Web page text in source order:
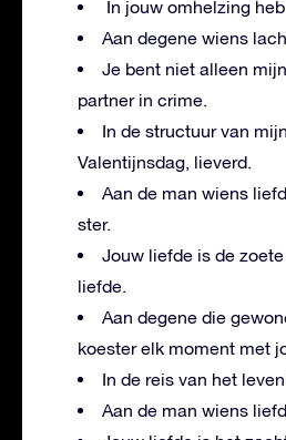
In jouw omhelzing
Aan degene wiens
Je bent niet alleen
partner in crime.
In de structuur van
Valentijnsdag, lieverd.
Aan de man wiens
ster.
Jouw liefde is de
liefde.
Aan degene die
koester elk moment met
In de reis van het
Aan de man wiens